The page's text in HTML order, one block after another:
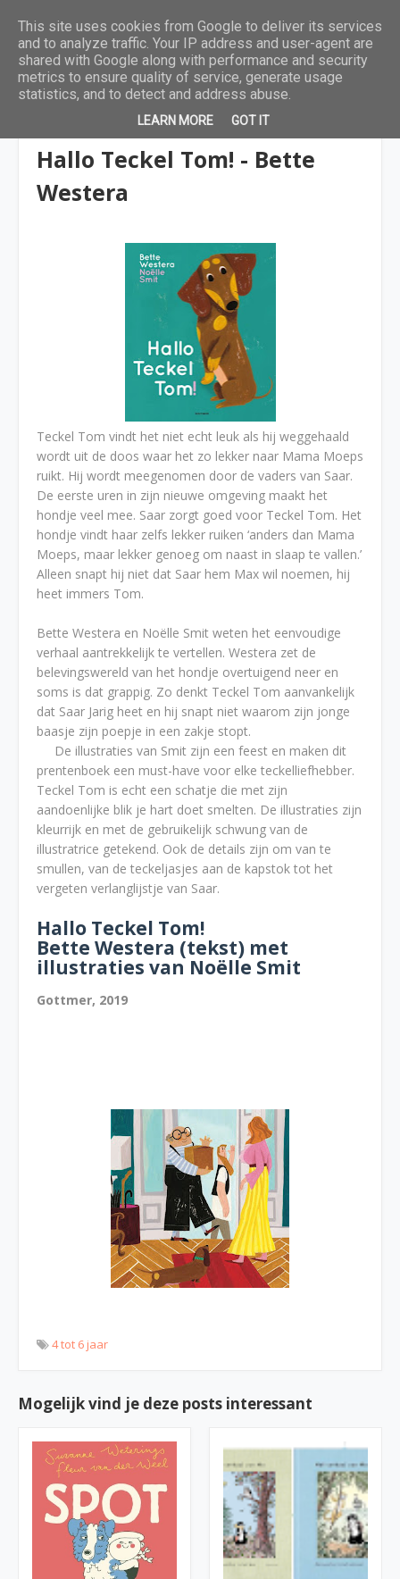
Hallo Teckel Tom! - Bette
Westera
Teckel Tom vindt het niet echt leuk als hij weggehaald
wordt uit de doos waar het zo lekker naar Mama Moeps
ruikt. Hij wordt meegenomen door de vaders van Saar.
De eerste uren in zijn nieuwe omgeving maakt het
hondje veel mee. Saar zorgt goed voor Teckel Tom. Het
hondje vindt haar zelfs lekker ruiken ‘anders dan Mama
Moeps, maar lekker genoeg om naast in slaap te vallen.’
Alleen snapt hij niet dat Saar hem Max wil noemen, hij
heet immers Tom.
Bette Westera en Noëlle Smit weten het eenvoudige
verhaal aantrekkelijk te vertellen. Westera zet de
belevingswereld van het hondje overtuigend neer en
soms is dat grappig. Zo denkt Teckel Tom aanvankelijk
dat Saar Jarig heet en hij snapt niet waarom zijn jonge
baasje zijn poepje in een zakje stopt.
De illustraties van Smit zijn een feest en maken dit
prentenboek een must-have voor elke teckelliefhebber.
Teckel Tom is echt een schatje die met zijn
aandoenlijke blik je hart doet smelten. De illustraties zijn
kleurrijk en met de gebruikelijk schwung van de
illustratrice getekend. Ook de details zijn om van te
smullen, van de teckeljasjes aan de kapstok tot het
vergeten verlanglijstje van Saar.
Hallo Teckel Tom!
Bette Westera (tekst) met
illustraties van Noëlle Smit
Gottmer, 2019
4 tot 6 jaar
Mogelijk vind je deze posts interessant
This site uses cookies from Google to deliver its services
and to analyze traffic. Your IP address and user-agent are
shared with Google along with performance and security
metrics to ensure quality of service, generate usage
statistics, and to detect and address abuse.
LEARN MORE GOT IT